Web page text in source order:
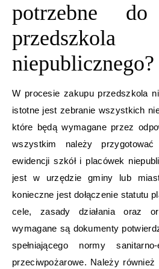
potrzebne do
przedszkola
niepublicznego?
W procesie zakupu przedszkola
istotne jest zebranie wszystkich
które będą wymagane przez
wszystkim należy
ewidencji szkół i placówek
jest w urzędzie gminy lub
konieczne jest dołączenie statutu
cele, zasady działania oraz
wymagane są dokumenty
spełniającego normy
przeciwpożarowe. Należy